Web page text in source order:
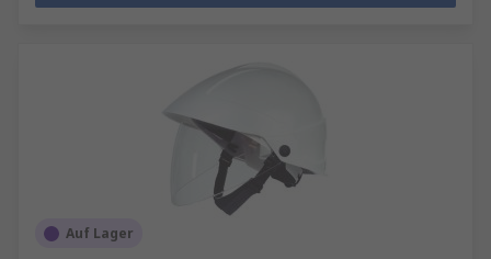
Unser Schutzhelm-Zubehör schützt Ihr Gesicht,
und gut sichtbare Markierungen.
Auf Lager